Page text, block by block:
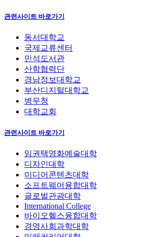
관련사이트 바로가기
동서대학교
국제교류센터
민석도서관
산학협력단
경남정보대학교
부산디지털대학교
병무청
대학교회
관련사이트 바로가기
임권택영화예술대학
디자인대학
미디어콘텐츠대학
소프트웨어융합대학
글로벌관광대학
International College
바이오헬스융합대학
경영사회과학대학